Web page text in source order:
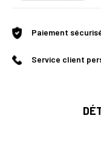
Paiement
Service client